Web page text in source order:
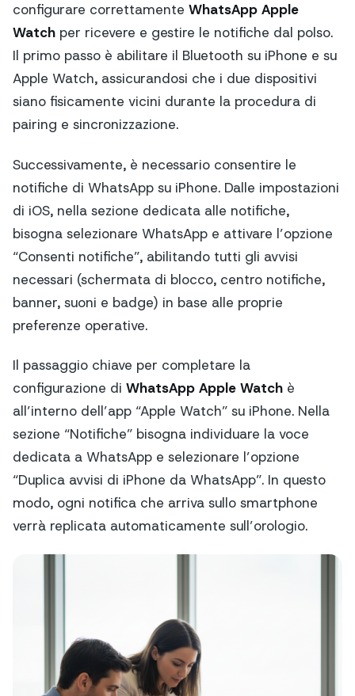
configurare correttamente WhatsApp Apple
Watch per ricevere e gestire le notifiche dal polso.
Il primo passo è abilitare il Bluetooth su iPhone e su
Apple Watch, assicurandosi che i due dispositivi
siano fisicamente vicini durante la procedura di
pairing e sincronizzazione.
Successivamente, è necessario consentire le
notifiche di WhatsApp su iPhone. Dalle impostazioni
di iOS, nella sezione dedicata alle notifiche,
bisogna selezionare WhatsApp e attivare l’opzione
“Consenti notifiche”, abilitando tutti gli avvisi
necessari (schermata di blocco, centro notifiche,
banner, suoni e badge) in base alle proprie
preferenze operative.
Il passaggio chiave per completare la
configurazione di WhatsApp Apple Watch è
all’interno dell’app “Apple Watch” su iPhone. Nella
sezione “Notifiche” bisogna individuare la voce
dedicata a WhatsApp e selezionare l’opzione
“Duplica avvisi di iPhone da WhatsApp”. In questo
modo, ogni notifica che arriva sullo smartphone
verrà replicata automaticamente sull’orologio.